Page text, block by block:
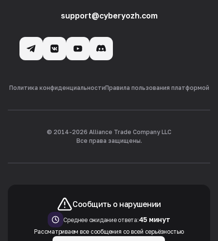
support@cyberyozh.com
Политика конфиденциальностиПравила пользования платформой
© 2014-2026 Alliance Trade Company LLC
Все права защищены.
Сообщить о нарушении
Среднее ожидание ответа:45 минут
Рассматриваем все сообщения со всей серьёзностью